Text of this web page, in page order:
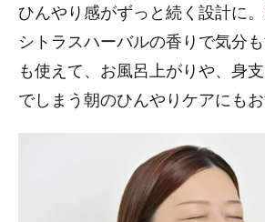
ひんやり感がずっと続く設計に
シトラスハーバルの香りで気分
も使えて、お風呂上がりや、身
でしまう朝のひんやりケアにもお